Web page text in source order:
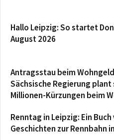
Hallo Leipzig: So startet
August 2026
Antragsstau beim
Sächsische Regierung
Millionen-Kürzungen beim
Renntag in Leipzig: Ein
Geschichten zur Rennbahn